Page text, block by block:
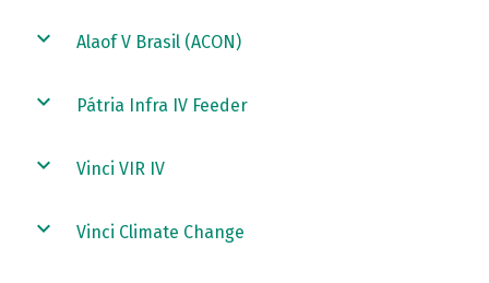
Alaof V Brasil (ACON)
Pátria Infra IV Feeder
Vinci VIR IV
Vinci Climate Change